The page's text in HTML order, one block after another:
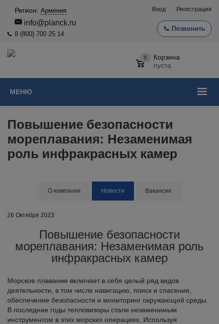
Регион: Армения
info@planck.ru
8 (800) 700 25 14
📞 Позвонить
Вход Регистрация
МЕНЮ
0
Корзина
пуста
Повышение безопасности
мореплавания: Незаменимая
роль инфракрасных камер
О компании Новости Вакансии
26 Октября 2023
Повышение безопасности
мореплавания: Незаменимая роль
инфракрасных камер
Морское плавание включает в себя целый ряд видов
деятельности, в том числе навигацию, поиск и спасение,
обеспечение безопасности и мониторинг окружающей среды.
В последние годы тепловизоры стали незаменимым
инструментом в этих морских операциях. Используя